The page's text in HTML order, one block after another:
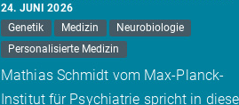
24. JUNI 2026
Genetik
Medizin
Neurobiologie
Personalisierte Medizin
Mathias Schmidt vom Max-Planck-
Institut für Psychiatrie spricht in